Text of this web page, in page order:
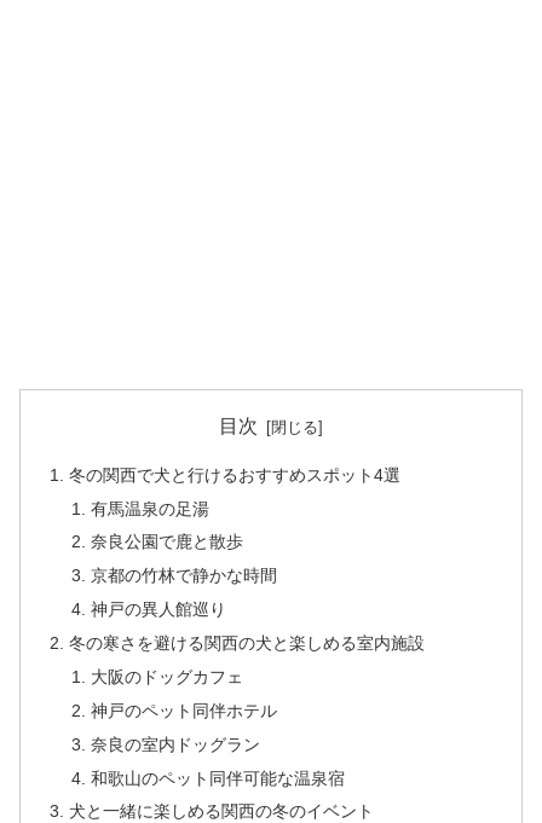
目次
冬の関西で犬と行けるおすすめスポット4選
有馬温泉の足湯
奈良公園で鹿と散歩
京都の竹林で静かな時間
神戸の異人館巡り
冬の寒さを避ける関西の犬と楽しめる室内施設
大阪のドッグカフェ
神戸のペット同伴ホテル
奈良の室内ドッグラン
和歌山のペット同伴可能な温泉宿
犬と一緒に楽しめる関西の冬のイベント